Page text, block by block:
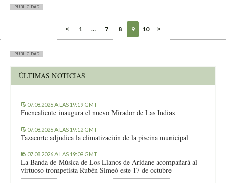
PUBLICIDAD
1 … 7 8 9 10
PUBLICIDAD
ÚLTIMAS NOTICIAS
07.08.2026 A LAS 19:19 GMT
Fuencaliente inaugura el nuevo Mirador de Las Indias
07.08.2026 A LAS 19:12 GMT
Tazacorte adjudica la climatización de la piscina municipal
07.08.2026 A LAS 19:09 GMT
La Banda de Música de Los Llanos de Aridane acompañará al
virtuoso trompetista Rubén Simeó este 17 de octubre